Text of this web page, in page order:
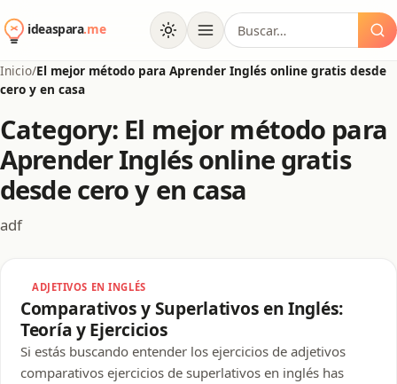
al
contenido
Buscar:
Inicio/El mejor método para Aprender Inglés online gratis desde
cero y en casa
Category: El mejor método para
Aprender Inglés online gratis
desde cero y en casa
adf
ADJETIVOS EN INGLÉS
Comparativos y Superlativos en Inglés:
Teoría y Ejercicios
Si estás buscando entender los ejercicios de adjetivos
comparativos ejercicios de superlativos en inglés has